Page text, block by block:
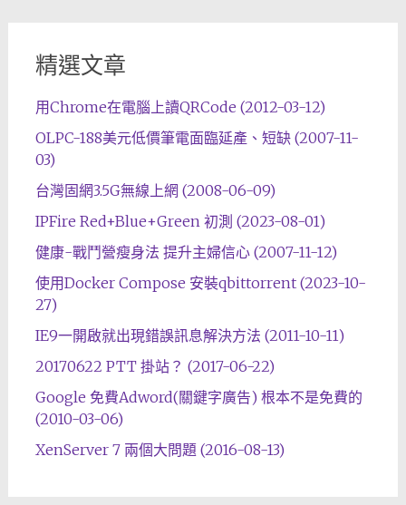
精選文章
用Chrome在電腦上讀QRCode (2012-03-12)
OLPC-188美元低價筆電面臨延產、短缺 (2007-11-
03)
台灣固網3.5G無線上網 (2008-06-09)
IPFire Red+Blue+Green 初測 (2023-08-01)
健康-戰鬥營瘦身法 提升主婦信心 (2007-11-12)
使用Docker Compose 安裝qbittorrent (2023-10-
27)
IE9一開啟就出現錯誤訊息解決方法 (2011-10-11)
20170622 PTT 掛站？ (2017-06-22)
Google 免費Adword(關鍵字廣告) 根本不是免費的
(2010-03-06)
XenServer 7 兩個大問題 (2016-08-13)